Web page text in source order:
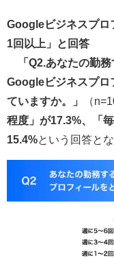
Googleビジネスプロ
1回以上」と回答
「Q2.あなたの勤
Googleビジネスプロ
ていますか。」
（
程度」が17.3%、「
15.4%という回答と